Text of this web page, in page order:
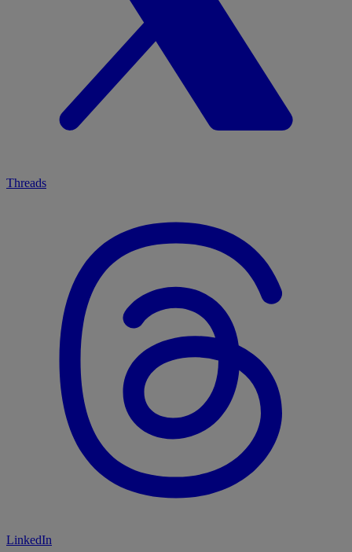
Threads
LinkedIn